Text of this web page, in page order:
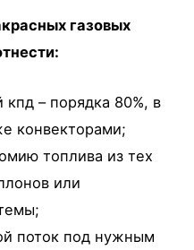
газовых
– порядка 80%, в
конвекторами;
топлива из тех
или
поток под нужным